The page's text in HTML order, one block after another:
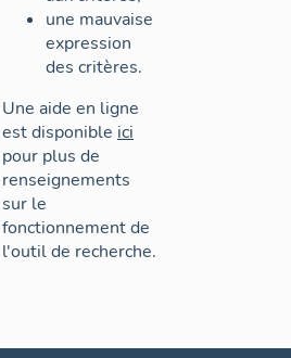
une mauvaise
expression
des critères.
Une aide en ligne
est disponible ici
pour plus de
renseignements
sur le
fonctionnement de
l'outil de recherche.